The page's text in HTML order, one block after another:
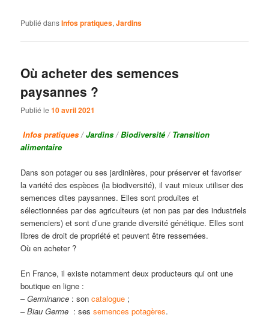
Publié dansInfos pratiques,Jardins
Où acheter des semences
paysannes ?
Publié le10 avril 2021
Infos pratiques / Jardins/ Biodiversité / Transition
alimentaire
Dans son potager ou ses jardinières, pour préserver et favoriser
la variété des espèces (la biodiversité), il vaut mieux utiliser des
semences dites paysannes. Elles sont produites et
sélectionnées par des agriculteurs (et non pas par des industriels
semenciers) et sont d’une grande diversité génétique. Elles sont
libres de droit de propriété et peuvent être ressemées.
Où en acheter ?
En France, il existe notamment deux producteurs qui ont une
boutique en ligne :
–Germinance : soncatalogue ;
–Biau Germe : sessemences potagères.